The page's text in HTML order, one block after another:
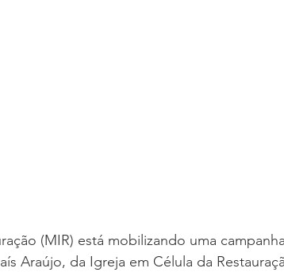
(MIR) está mobilizando uma
Araújo, da Igreja em Célula da